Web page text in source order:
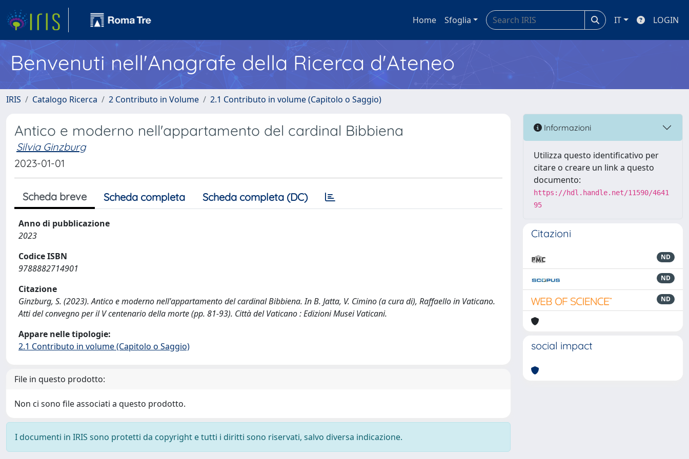
Home Sfoglia IT LOGIN
Benvenuti nell'Anagrafe della Ricerca d'Ateneo
IRIS Catalogo Ricerca 2 Contributo in Volume 2.1 Contributo in volume (Capitolo o Saggio)
Antico e moderno nell'appartamento del cardinal Bibbiena
Silvia Ginzburg
2023-01-01
Scheda breve Scheda completa Scheda completa (DC)
Anno di pubblicazione
2023
Codice ISBN
9788882714901
Citazione
Ginzburg, S. (2023). Antico e moderno nell'appartamento del cardinal Bibbiena. In B. Jatta, V. Cimino (a cura di), Raffaello in Vaticano.
Atti del convegno per il V centenario della morte (pp. 81-93). Città del Vaticano : Edizioni Musei Vaticani.
Appare nelle tipologie:
2.1 Contributo in volume (Capitolo o Saggio)
File in questo prodotto:
Non ci sono file associati a questo prodotto.
I documenti in IRIS sono protetti da copyright e tutti i diritti sono riservati, salvo diversa indicazione.
Informazioni
Utilizza questo identificativo per
citare o creare un link a questo
documento:
https://hdl.handle.net/11590/4641
95
Citazioni
ND
ND
ND
social impact